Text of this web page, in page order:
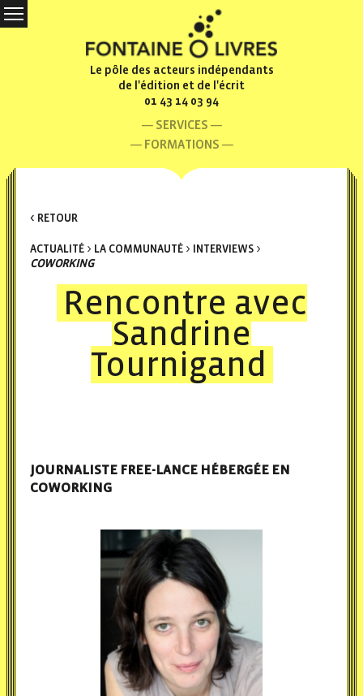
Le pôle des acteurs indépendants
de l'édition et de l'écrit
01 43 14 03 94
SERVICES
FORMATIONS
< RETOUR
ACTUALITÉ > LA COMMUNAUTÉ > INTERVIEWS >
COWORKING
Rencontre avec
Sandrine
Tournigand
JOURNALISTE FREE-LANCE HÉBERGÉE EN
COWORKING